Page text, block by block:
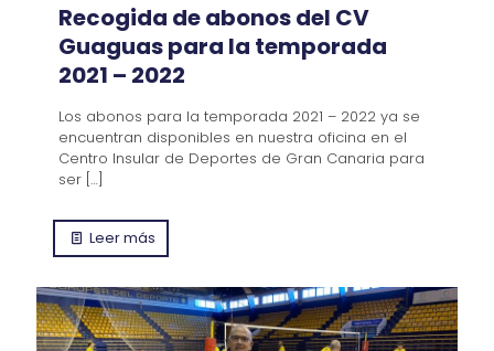
Recogida de abonos del CV
Guaguas para la temporada
2021 – 2022
Los abonos para la temporada 2021 – 2022 ya se
encuentran disponibles en nuestra oficina en el
Centro Insular de Deportes de Gran Canaria para
ser […]
Leer más